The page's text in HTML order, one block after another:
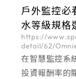
風，南部有強
公共空間常面
戶外監控必
水等級規格
https://
detail/62/
在智慧監控系
投資報酬率的